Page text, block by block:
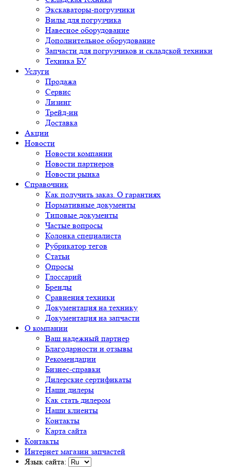
Экскаваторы-погрузчики
Вилы для погрузчика
Навесное оборудование
Дополнительное оборудование
Запчасти для погрузчиков и складской техники
Техника БУ
Услуги
Продажа
Сервис
Лизинг
Трейд-ин
Доставка
Акции
Новости
Новости компании
Новости партнеров
Новости рынка
Справочник
Как получить заказ. О гарантиях
Нормативные документы
Типовые документы
Частые вопросы
Колонка специалиста
Рубрикатор тегов
Статьи
Опросы
Глоссарий
Бренды
Сравнения техники
Документация на технику
Документация на запчасти
О компании
Ваш надежный партнер
Благодарности и отзывы
Рекомендации
Бизнес-справки
Дилерские сертификаты
Наши дилеры
Как стать дилером
Наши клиенты
Контакты
Карта сайта
Контакты
Интернет магазин запчастей
Язык сайта: